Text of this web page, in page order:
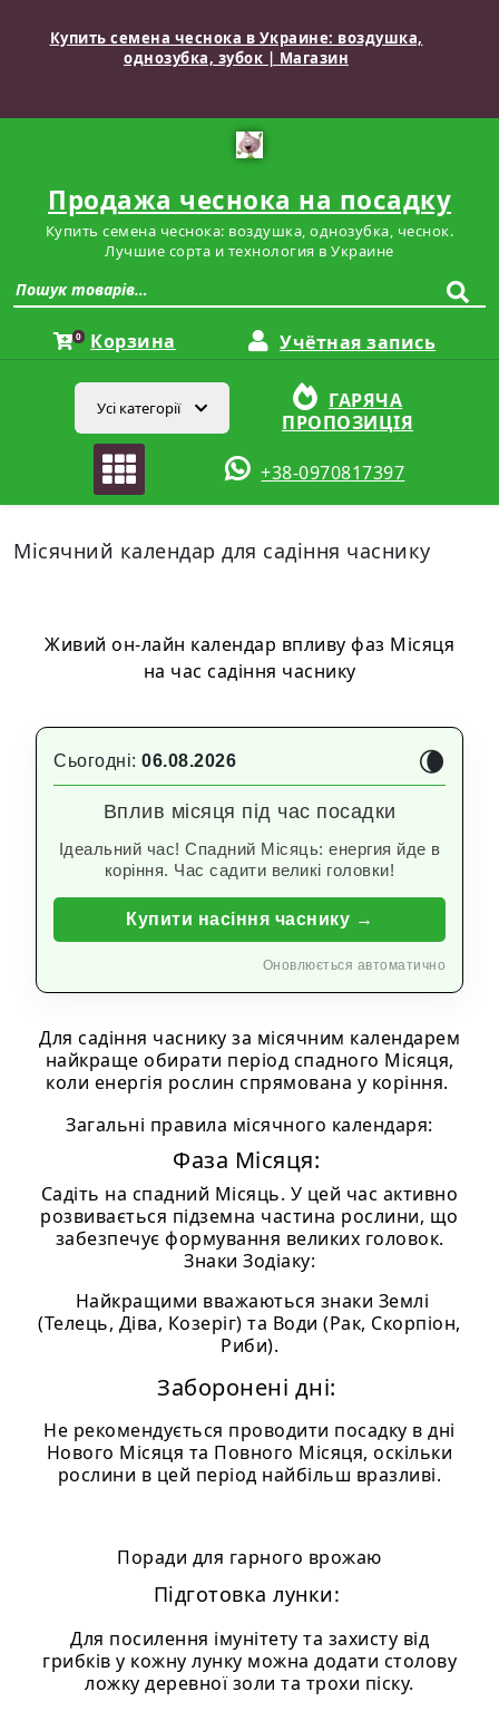
Купить семена чеснока в Украине: воздушка,
однозубка, зубок | Магазин
Продажа чеснока на посадку
Купить семена чеснока: воздушка, однозубка, чеснок.
Лучшие сорта и технология в Украине
0 Корзина Учётная запись
Усі категорії
ГАРЯЧА
ПРОПОЗИЦІЯ
+38-0970817397
Місячний календар для садіння часнику
Живий он-лайн календар впливу фаз Місяця
на час садіння часнику
Сьогодні: 06.08.2026 🌘
Вплив місяця під час посадки
Ідеальний час! Спадний Місяць: енергия йде в
коріння. Час садити великі головки!
Купити насіння часнику →
Оновлюється автоматично
Для садіння часнику за місячним календарем
найкраще обирати період спадного Місяця,
коли енергія рослин спрямована у коріння.
Загальні правила місячного календаря:
Фаза Місяця:
Садіть на спадний Місяць. У цей час активно
розвивається підземна частина рослини, що
забезпечує формування великих головок.
Знаки Зодіаку:
Найкращими вважаються знаки Землі
(Телець, Діва, Козеріг) та Води (Рак, Скорпіон,
Риби).
Заборонені дні:
Не рекомендується проводити посадку в дні
Нового Місяця та Повного Місяця, оскільки
рослини в цей період найбільш вразливі.
Поради для гарного врожаю
Підготовка лунки:
Для посилення імунітету та захисту від
грибків у кожну лунку можна додати столову
ложку деревної золи та трохи піску.